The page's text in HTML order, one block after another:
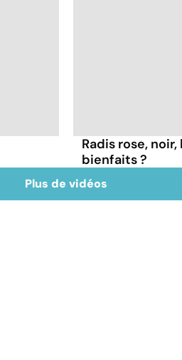
Radis rose,
bienfaits ?
Plus de vidéos